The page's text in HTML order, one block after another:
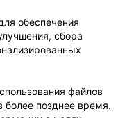
маркетинг
Доставка
Партнеры
обеспечения
сбора
файлов
более позднее время.